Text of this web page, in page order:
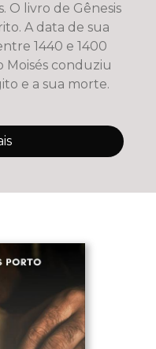
O livro de Gênesis
A data de sua
1440 e 1400
Moisés conduziu
e a sua morte.